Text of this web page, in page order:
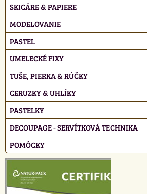
SKICÁRE & PAPIERE
MODELOVANIE
PASTEL
UMELECKÉ FIXY
TUŠE, PIERKA & RÚČKY
CERUZKY & UHLÍKY
PASTELKY
DECOUPAGE - SERVÍTKOVÁ TECHNIKA
POMÔCKY